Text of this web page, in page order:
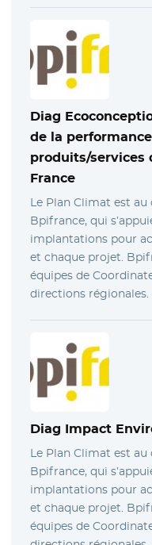
Diag
de la
produits/services
France
Le Plan Climat est
Bpifrance, qui
implantations pour
et chaque projet.
équipes de
directions régionales.
Diag Impact
Le Plan Climat est
Bpifrance, qui
implantations pour
et chaque projet.
équipes de